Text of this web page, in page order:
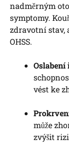
nadměrným
symptomy.
zdravotní stav,
OHSS.
vést ke
může
zvýšit